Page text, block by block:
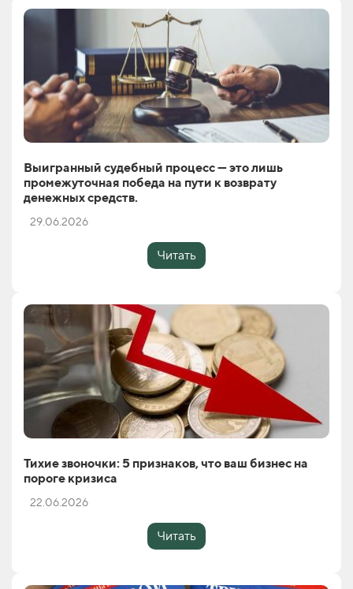
Выигранный судебный процесс — это лишь
промежуточная победа на пути к возврату
денежных средств.
29.06.2026
Читать
Тихие звоночки: 5 признаков, что ваш бизнес на
пороге кризиса
22.06.2026
Читать